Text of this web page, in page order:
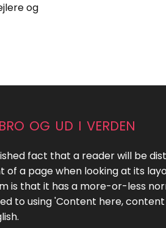
og
og ud i verden
fact that a reader will be
of a page when looking at its
is that it has a more-or-less
to using 'Content here,